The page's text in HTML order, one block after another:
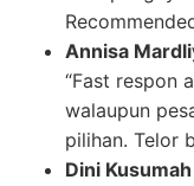
Annisa
“Fast respon
walaupun
pilihan. Telor
Dini